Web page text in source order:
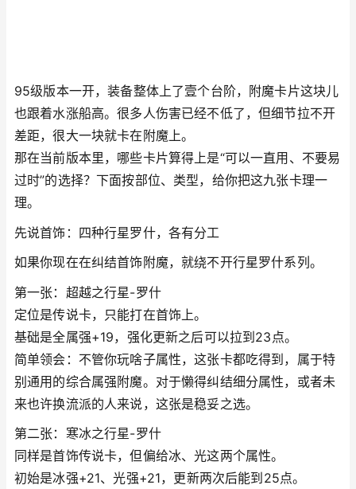
95级版本一开，装备整体上了壹个台阶，附魔卡片这块儿
也跟着水涨船高。很多人伤害已经不低了，但细节拉不开
差距，很大一块就卡在附魔上。
那在当前版本里，哪些卡片算得上是“可以一直用、不要易
过时”的选择？下面按部位、类型，给你把这九张卡理一
理。
先说首饰：四种行星罗什，各有分工
如果你现在在纠结首饰附魔，就绕不开行星罗什系列。
第一张：超越之行星-罗什
定位是传说卡，只能打在首饰上。
基础是全属强+19，强化更新之后可以拉到23点。
简单领会：不管你玩啥子属性，这张卡都吃得到，属于特
别通用的综合属强附魔。对于懒得纠结细分属性，或者未
来也许换流派的人来说，这张是稳妥之选。
第二张：寒冰之行星-罗什
同样是首饰传说卡，但偏给冰、光这两个属性。
初始是冰强+21、光强+21，更新两次后能到25点。